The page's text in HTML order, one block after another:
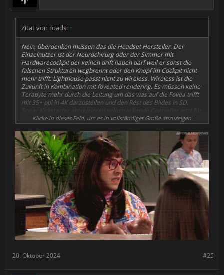
Zitat von roads: ↑
Nein, überdenken müssen das die Headset Hersteller. Der
Einzelnutzer ist der Neurochirurg oder der Simmer mit
Hardwarecockpit der keinen drift haben darf weil er sonst die
falschen Strukturen wegbrennt oder den Knopf im Cockpit nicht
mehr trifft. Lighthouse passt nicht zu wireless. Wireless ist die
Zukunft in Kombination mit foveated rendering. Es müssen keine
Terabyte mehr durch die Leitung um das was auf die Fovea trifft
mit 35+ ppi in 4K darzustellen und den Rest des Bildes in SD.
Sogar Kickstarter produzieren selbstrackende Controller jetzt für
die Apple vision. Tethered + Wireless ist auch grober Unfug weil,
wie in diesem Fall dann, das Headset gleich wieder 800g durch
die Batterie wiegt.
Das moderne Headset ist wireless und schaft die selbe
perfomance in der Fovea wie tethered und mit einem
selbstrackenden Controller ein tracking ohne schatten mit wenig
drift. Gibt es so noch nicht.
Ich glaube zwei Arten haben eine Daseinsberechtigung, das
Präzisionsheadset tethered und extrem leicht, weit unter 300g
und extrem hochauflösenden Display, LH und das Wireless
headset mit selbstrackenden Controllern und aktuell wegen
fehlendem DFR mit weniger Anspruch an Bild und wegen der
Controler weniger Präzision. Das Vive hier ist keines von beiden.
Klicke in dieses Feld, um es in vollständiger Größe anzuzeigen.
#25
20. Oktober 2024